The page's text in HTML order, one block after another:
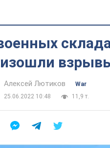
Алексей Лютиков
War
25.06.2022 10:48
11,9 т.